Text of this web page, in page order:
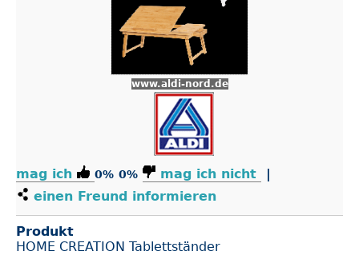
www.aldi-nord.de
mag ich 0% 0% mag ich nicht
|
einen Freund informieren
Produkt
HOME CREATION Tablettständer